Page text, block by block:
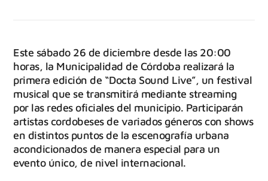
Este sábado 26 de diciembre desde las 20:00
horas, la Municipalidad de Córdoba realizará la
primera edición de “Docta Sound Live”, un festival
musical que se transmitirá mediante streaming
por las redes oficiales del municipio. Participarán
artistas cordobeses de variados géneros con shows
en distintos puntos de la escenografía urbana
acondicionados de manera especial para un
evento único, de nivel internacional.